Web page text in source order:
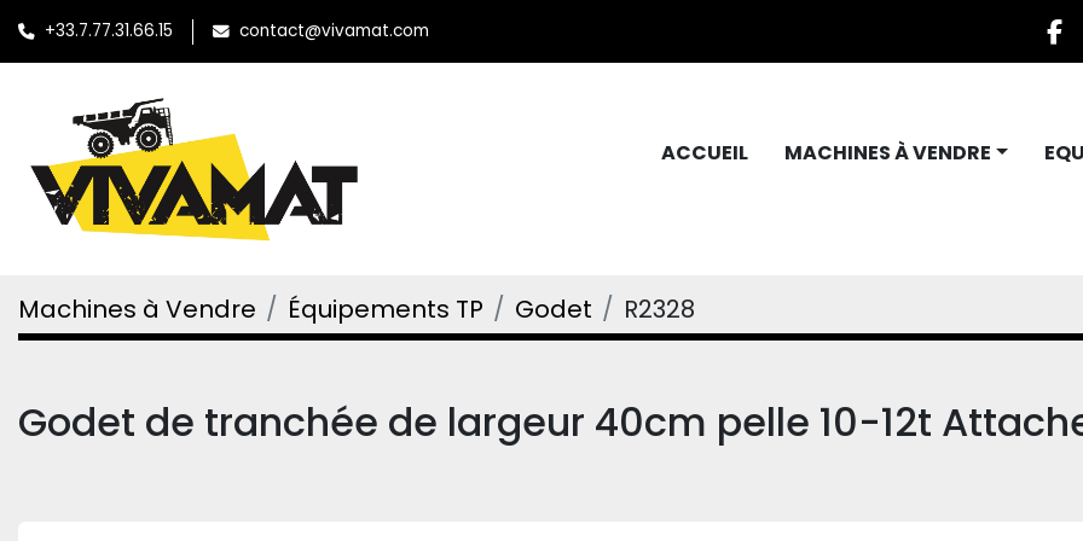
+33.7.77.31.66.15 contact@vivamat.com
ACCUEIL MACHINES À VENDRE
Machines à Vendre Équipements TP Godet R2328
Godet de tranchée de largeur 40cm pelle 10-12t